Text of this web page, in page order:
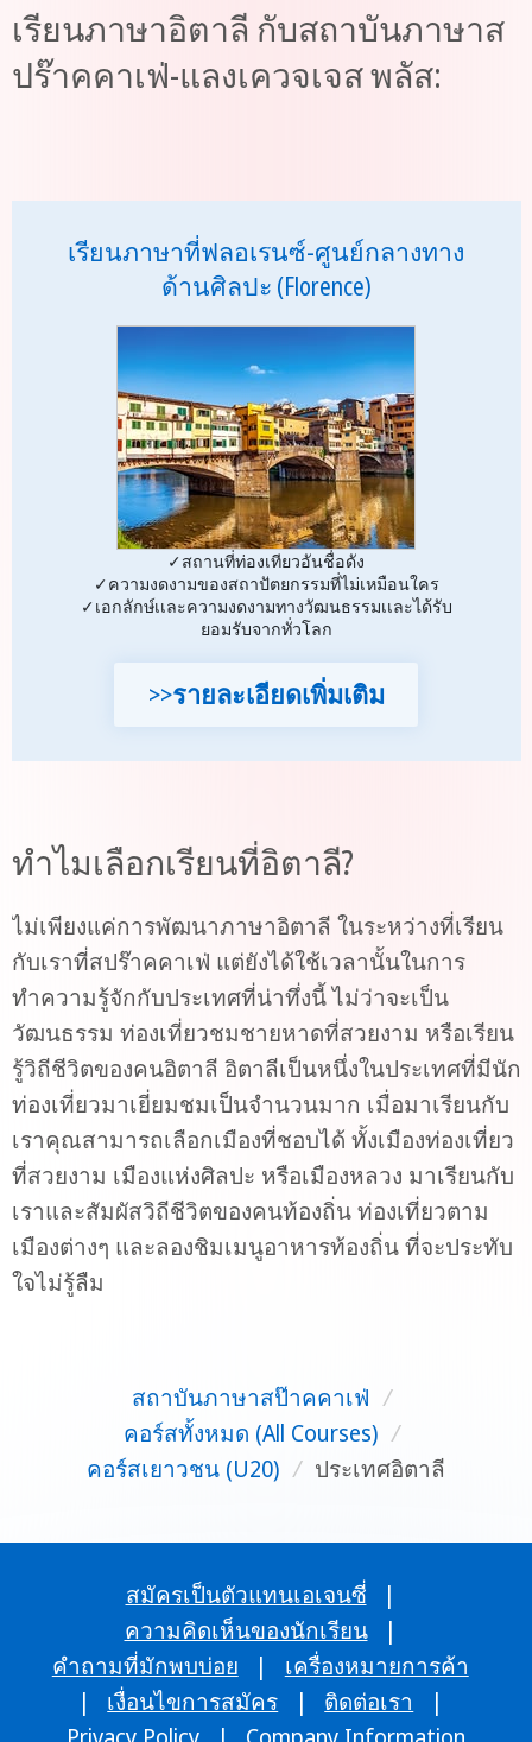
เรียนภาษาอิตาลี กับสถาบันภาษาส
ปร๊าคคาเฟ่-แลงเควจเจส พลัส:
เรียนภาษาที่ฟลอเรนซ์-ศูนย์กลางทาง
ด้านศิลปะ (Florence)
✓สถานที่ท่องเทียวอันชื่อดัง
✓ความงดงามของสถาปัตยกรรมที่ไม่เหมือนใคร
✓เอกลักษ์เเละความงดงามทางวัฒนธรรมเเละได้รับ
ยอมรับจากทั่วโลก
>>รายละเอียดเพิ่มเติม
ทำไมเลือกเรียนที่อิตาลี?
ไม่เพียงแค่การพัฒนาภาษาอิตาลี ในระหว่างที่เรียน
กับเราที่สปร๊าคคาเฟ่ แต่ยังได้ใช้เวลานั้นในการ
ทำความรู้จักกับประเทศที่น่าทึ่งนี้ ไม่ว่าจะเป็น
วัฒนธรรม ท่องเที่ยวชมชายหาดที่สวยงาม หรือเรียน
รู้วิถีชีวิตของคนอิตาลี อิตาลีเป็นหนึ่งในประเทศที่มีนัก
ท่องเที่ยวมาเยี่ยมชมเป็นจำนวนมาก เมื่อมาเรียนกับ
เราคุณสามารถเลือกเมืองที่ชอบได้ ทั้งเมืองท่องเที่ยว
ที่สวยงาม เมืองแห่งศิลปะ หรือเมืองหลวง มาเรียนกับ
เราและสัมผัสวิถีชีวิตของคนท้องถิ่น ท่องเที่ยวตาม
เมืองต่างๆ และลองชิมเมนูอาหารท้องถิ่น ที่จะประทับ
ใจไม่รู้ลืม
สถาบันภาษาสป๊าคคาเฟ่ /
คอร์สทั้งหมด (All Courses) /
คอร์สเยาวชน (U20) / ประเทศอิตาลี
สมัครเป็นตัวแทนเอเจนซี่
|
ความคิดเห็นของนักเรียน
|
คำถามที่มักพบบ่อย
|
เครื่องหมายการค้า
|
เงื่อนไขการสมัคร | ติดต่อเรา
|